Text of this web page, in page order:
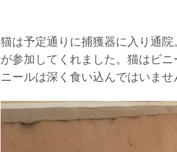
猫は予定通りに捕獲器に入り通
が参加してくれました。猫はビ
ニールは深く食い込んではいませ